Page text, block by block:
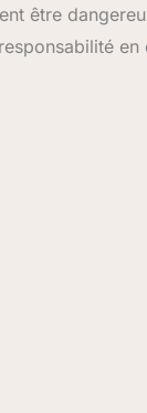
être
en